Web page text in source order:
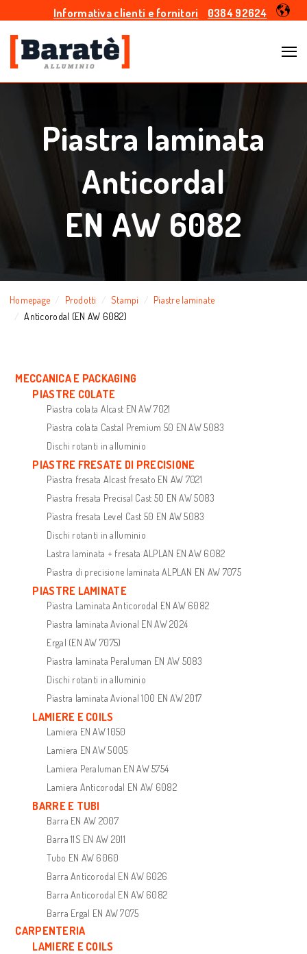
Informativa clienti e fornitori 0384 92624
Piastra laminata
Anticordal
EN AW 6082
Homepage Prodotti Stampi
Piastre laminate
Anticorodal (EN AW 6082)
MECCANICA E PACKAGING
PIASTRE COLATE
Piastra colata Alcast EN AW 7021
Piastra colata Castal Premium 50 EN AW 5083
Dischi rotanti in alluminio
PIASTRE FRESATE DI PRECISIONE
Piastra fresata Alcast fresato EN AW 7021
Piastra fresata Precisal Cast 50 EN AW 5083
Piastra fresata Level Cast 50 EN AW 5083
Dischi rotanti in alluminio
Lastra laminata + fresata ALPLAN EN AW 6082
Piastra di precisione laminata ALPLAN EN AW 7075
PIASTRE LAMINATE
Piastra Laminata Anticorodal EN AW 6082
Piastra laminata Avional EN AW 2024
Ergal (EN AW 7075)
Piastra laminata Peraluman EN AW 5083
Dischi rotanti in alluminio
Piastra laminata Avional 100 EN AW 2017
LAMIERE E COILS
Lamiera EN AW 1050
Lamiera EN AW 5005
Lamiera Peraluman EN AW 5754
Lamiera Anticorodal EN AW 6082
BARRE E TUBI
Barra EN AW 2007
Barra 11S EN AW 2011
Tubo EN AW 6060
Barra Anticorodal EN AW 6026
Barra Anticorodal EN AW 6082
Barra Ergal EN AW 7075
CARPENTERIA
LAMIERE E COILS